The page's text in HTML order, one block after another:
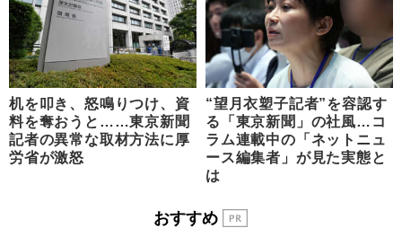
机を叩き、怒鳴りつけ、資
料を奪おうと……東京新聞
記者の異常な取材方法に厚
労省が激怒
“望月衣塑子記者”を容認す
る「東京新聞」の社風…コ
ラム連載中の「ネットニュ
ース編集者」が見た実態と
は
おすすめ